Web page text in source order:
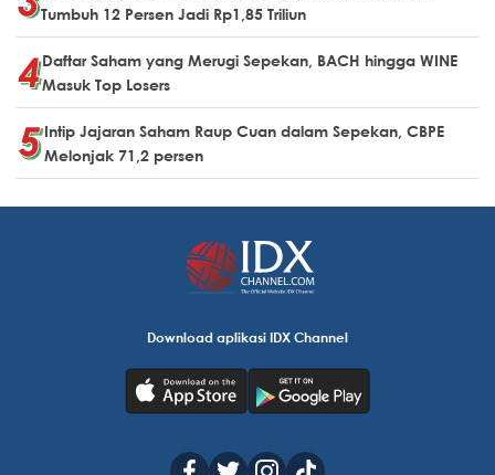
Tumbuh 12 Persen Jadi Rp1,85 Triliun
Daftar Saham yang Merugi Sepekan, BACH hingga WINE
Masuk Top Losers
Intip Jajaran Saham Raup Cuan dalam Sepekan, CBPE
Melonjak 71,2 persen
Download aplikasi IDX Channel